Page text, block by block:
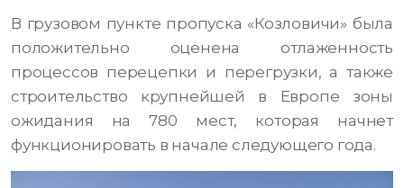
В грузовом пункте пропуска «Козловичи» была
положительно оценена отлаженность
процессов перецепки и перегрузки, а также
строительство крупнейшей в Европе зоны
ожидания на 780 мест, которая начнет
функционировать в начале следующего года.